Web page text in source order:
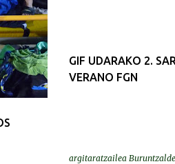
GIF UDARAKO 2.
VERANO FGN
argitaratzailea